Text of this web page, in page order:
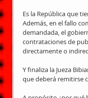
Es la República que
Además, en el fallo
demandada, el
contrataciones de
directamente o
Y finaliza la Jueza
que deberá remitirse